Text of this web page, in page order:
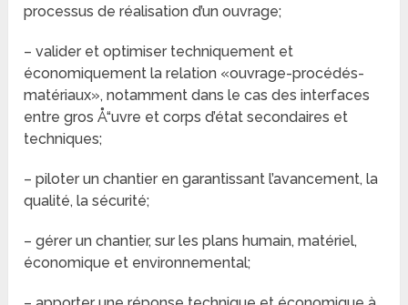
processus de réalisation d’un ouvrage;
– valider et optimiser techniquement et
économiquement la relation «ouvrage-procédés-
matériaux», notamment dans le cas des interfaces
entre gros Å“uvre et corps d’état secondaires et
techniques;
– piloter un chantier en garantissant l’avancement, la
qualité, la sécurité;
– gérer un chantier, sur les plans humain, matériel,
économique et environnemental;